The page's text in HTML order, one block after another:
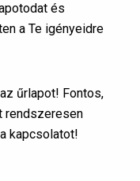
és
a Te igényeidre
űrlapot! Fontos,
rendszeresen
kapcsolatot!